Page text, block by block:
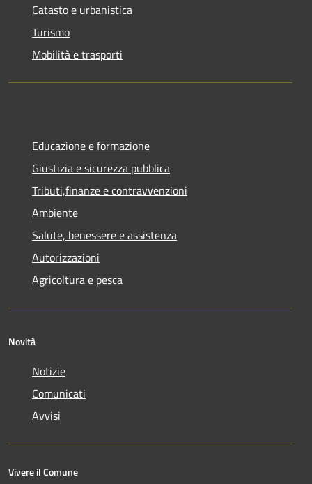
Catasto e urbanistica
Turismo
Mobilità e trasporti
Educazione e formazione
Giustizia e sicurezza pubblica
Tributi,finanze e contravvenzioni
Ambiente
Salute, benessere e assistenza
Autorizzazioni
Agricoltura e pesca
Novità
Notizie
Comunicati
Avvisi
Vivere il Comune